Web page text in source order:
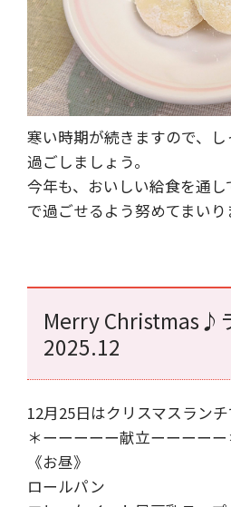
寒い時期が続きますので、
過ごしましょう。
今年も、おいしい給食を通
で過ごせるよう努めてまいり
Merry Christmas♪
2025.12
12月25日はクリスマスランチ
＊ーーーーー献立ーーーーー
《お昼》
ロールパン